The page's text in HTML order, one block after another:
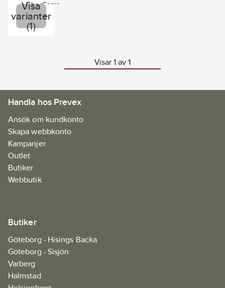
FiberComp
(glasfiberkomposit).
Tubformat stålskaft
för maximal
vässade blad.
150 mm.
Visa
varianter
(1)
Visar 1 av 1
Handla hos Prevex
Ansök om kundkonto
Skapa webbkonto
Kampanjer
Outlet
Butiker
Webbutik
Butiker
Göteborg - Hisings Backa
Göteborg - Sisjön
Varberg
Halmstad